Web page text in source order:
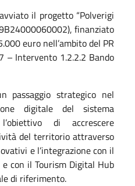
il progetto “Polverigi
finanziato
euro nell’ambito del PR
– Intervento 1.2.2.2 Bando
passaggio strategico nel
digitale del sistema
di accrescere
del territorio attraverso
e l’integrazione con il
con il Tourism Digital Hub
di riferimento.